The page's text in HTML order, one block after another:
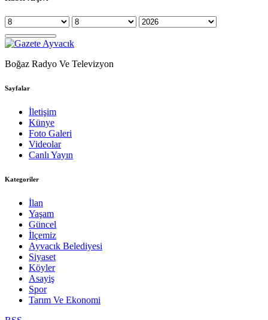
Boğaz Radyo Ve Televizyon
Sayfalar
İletişim
Künye
Foto Galeri
Videolar
Canlı Yayın
Kategoriler
İlan
Yaşam
Güncel
İlçemiz
Ayvacık Belediyesi
Siyaset
Köyler
Asayiş
Spor
Tarım Ve Ekonomi